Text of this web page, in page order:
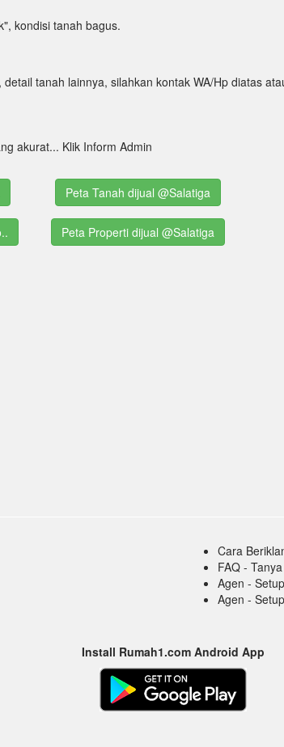
kondisi tanah bagus.
tanah lainnya, silahkan kontak WA/Hp diatas
akurat... Klik Inform Admin
Peta Tanah dijual @Salatiga
Peta Properti dijual @Salatiga
Cara
FAQ -
Agen -
Agen -
Install Rumah1.com Android App